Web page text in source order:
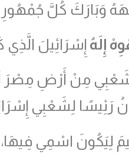
وَبَارَكَ كُلَّ جُمْهُورِ
إِلَهُ إِسْرَائِيلَ الَّذِي
مِنْ أَرْضِ مِصْرَ لَمْ
رَئِيسًا لِشَعْبِي
لِيَكُونَ اسْمِي